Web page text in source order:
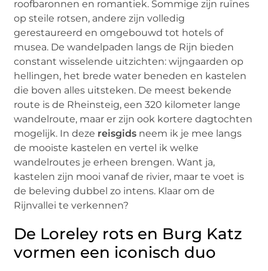
roofbaronnen en romantiek. Sommige zijn ruïnes
op steile rotsen, andere zijn volledig
gerestaureerd en omgebouwd tot hotels of
musea. De wandelpaden langs de Rijn bieden
constant wisselende uitzichten: wijngaarden op
hellingen, het brede water beneden en kastelen
die boven alles uitsteken. De meest bekende
route is de Rheinsteig, een 320 kilometer lange
wandelroute, maar er zijn ook kortere dagtochten
mogelijk. In deze reisgids neem ik je mee langs
de mooiste kastelen en vertel ik welke
wandelroutes je erheen brengen. Want ja,
kastelen zijn mooi vanaf de rivier, maar te voet is
de beleving dubbel zo intens. Klaar om de
Rijnvallei te verkennen?
De Loreley rots en Burg Katz
vormen een iconisch duo